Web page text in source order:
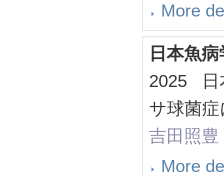
More
日本魚
2025 日
サ球菌
吉田照豊
More